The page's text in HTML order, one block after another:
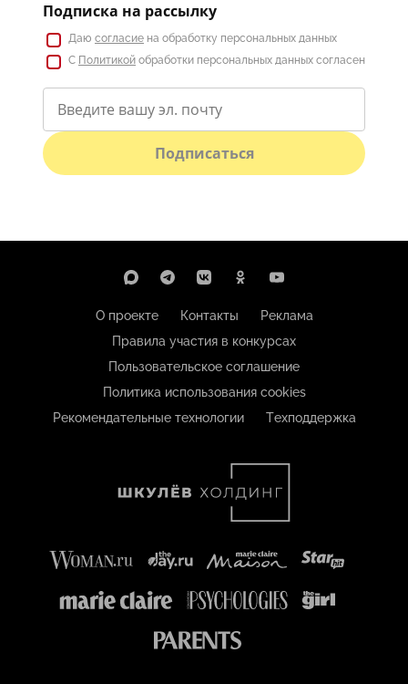
Подписка на рассылку
Даю согласие на обработку персональных данных
С Политикой обработки персональных данных согласен
Подписаться
О проекте Контакты
Реклама
Правила участия в конкурсах
Пользовательское соглашение
Политика использования cookies
Рекомендательные технологии
Техподдержка